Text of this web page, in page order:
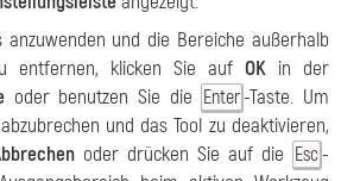
anzuwenden und die Bereiche außerhalb
entfernen, klicken Sie auf OK in der
oder benutzen Sie die Enter-Taste. Um
und das Tool zu deaktivieren,
oder drücken Sie auf die Esc-